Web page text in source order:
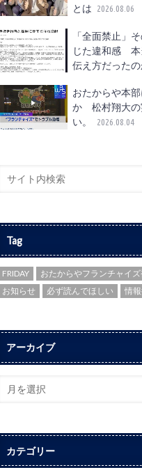
とは
2026.08.06
「全面禁止」
じた違和感 本
伝え方だった
おたからや本
か 松村翔大の
い。
2026.08.04
Tag
FRIDAY
おたからやフランチャイ
お知らせ
必ず読んでほしい 情
アーカイブ
カテゴリー